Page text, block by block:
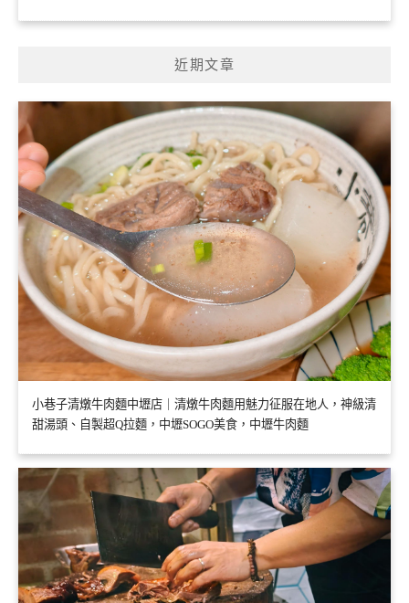
近期文章
小巷子清燉牛肉麵中壢店｜清燉牛肉麵用魅力征服在地人，神級清
甜湯頭、自製超Q拉麵，中壢SOGO美食，中壢牛肉麵